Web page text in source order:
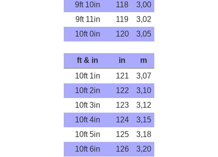
9ft 10in
118
3,00
9ft 11in
119
3,02
10ft 0in
120 3,05
ft & in in
m
10ft 1in
121
3,07
10ft 2in
122
3,10
10ft 3in
123
3,12
10ft 4in
124
3,15
10ft 5in
125
3,18
10ft 6in
126
3,20